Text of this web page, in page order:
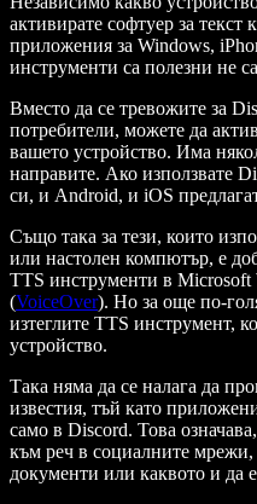
активирате софтуер за
приложения за Windows,
инструменти са полезни не
Вместо да се тревожите за
потребители, можете да
вашето устройство. Има
направите. Ако използвате
си, и Android, и iOS
Също така за тези, които
или настолен компютър, е
TTS инструменти в Microsoft
(VoiceOver). Но за още по-
изтеглите TTS инструмент,
устройство.
Така няма да се налага да
известия, тъй като
само в Discord. Това
към реч в социалните
документи или каквото и да